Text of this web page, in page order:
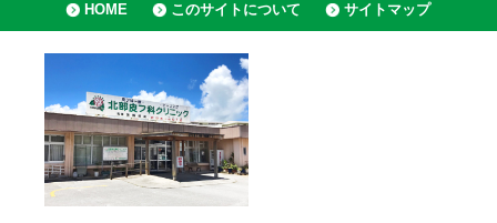
HOME このサイトについて サイトマップ